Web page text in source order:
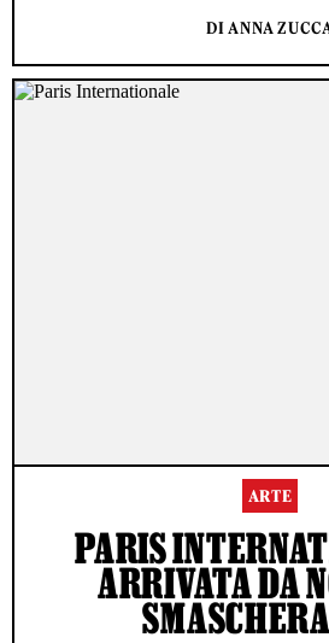
DI ANNA
ARTE
PARIS
ARRIVATA DA